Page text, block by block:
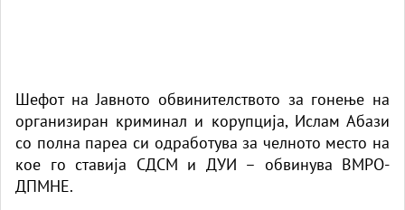
Шефот на Јавното обвинителството за гонење на
организиран криминал и корупција, Ислам Абази
со полна пареа си одработува за челното место на
кое го ставија СДСМ и ДУИ – обвинува ВМРО-
ДПМНЕ.